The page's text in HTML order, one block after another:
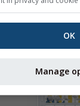
OK
Manage